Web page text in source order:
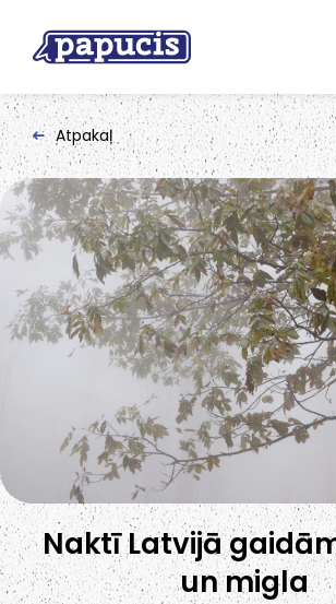
Atpakaļ
Naktī Latvijā
un migla